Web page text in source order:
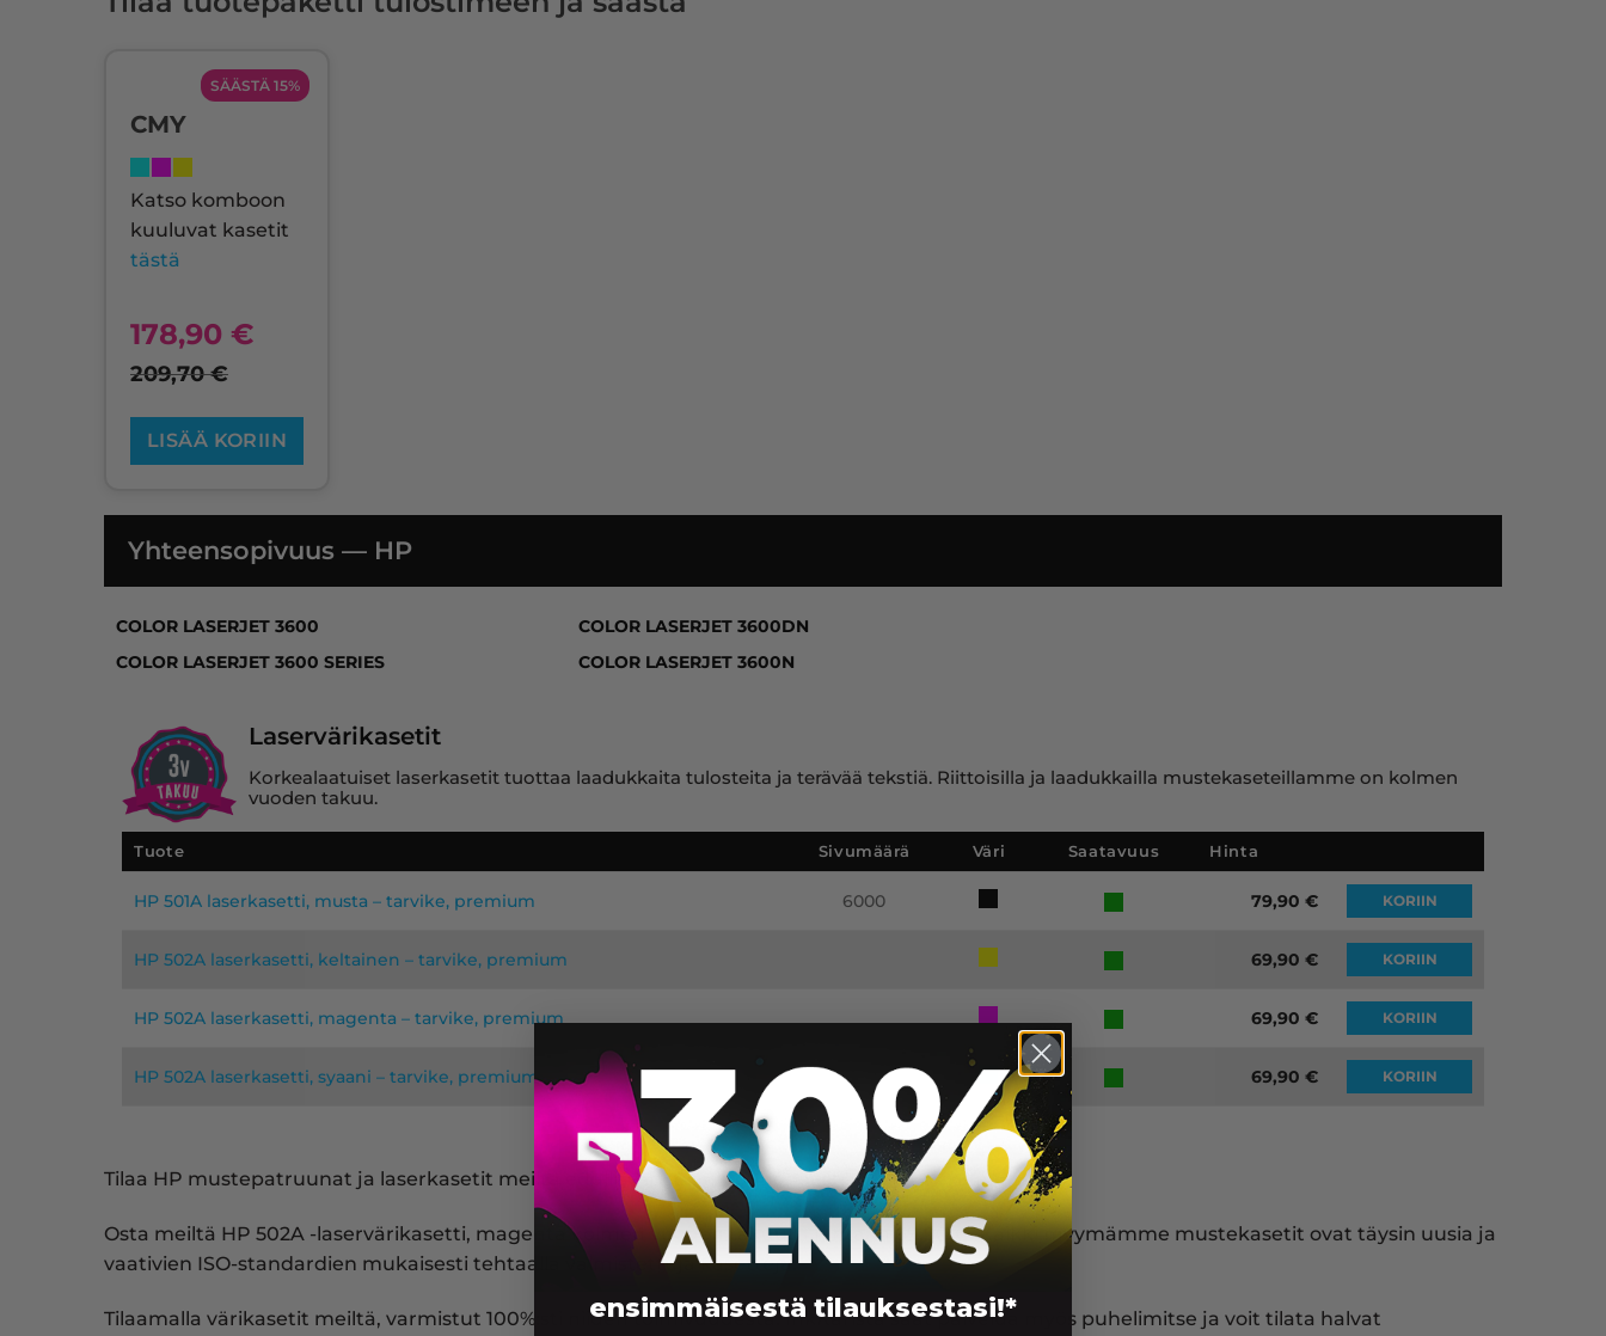
SÄÄSTÄ 15%
CMY
Katso komboon
kuuluvat kasetit
tästä
178,90 €
209,70€
LISÄÄ KORIIN
Yhteensopivuus — HP
COLOR LASERJET 3600
COLOR LASERJET 3600 SERIES
COLOR LASERJET 3600DN
COLOR LASERJET 3600N
Laservärikasetit
Korkealaatuiset laserkasetit tuottaa laadukkaita tulosteita ja terävää tekstiä. Riittoisilla ja laadukkailla mustekaseteillamme on kolmen
vuoden takuu.
Tuote Sivumäärä Väri Saatavuus Hinta
HP 501A laserkasetti, musta – tarvike, premium 6000 79,90€ KORIIN
HP 502A laserkasetti, keltainen – tarvike, premium 69,90€ KORIIN
HP 502A laserkasetti, magenta – tarvike, premium 69,90€ KORIIN
HP 502A laserkasetti, syaani – tarvike, premium 69,90€ KORIIN
Tilaa HP mustepatruunat ja laserkasetit meiltä edullisesti ja huippunopeasti!
Osta meiltä HP 502A -laservärikasetti, magenta kolmen vuoden takuulla hintaan 69.90 €. Kaikki myymämme mustekasetit ovat täysin uusia ja
vaativien ISO-standardien mukaisesti tehtaalla valmistettuja kasetteja.
Tilaamalla värikasetit meiltä, varmistut 100%:sti niiden toimivuudesta. InkKarista saat palvelua myös puhelimitse ja voit tilata halvat
ensimmäisestä tilauksestasi!*